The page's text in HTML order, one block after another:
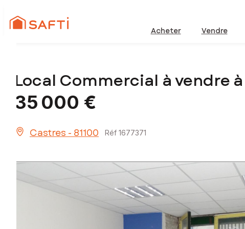
Acheter Vendre
Local Commercial à vendre à
35 000 €
Castres - 81100 Réf 1677371